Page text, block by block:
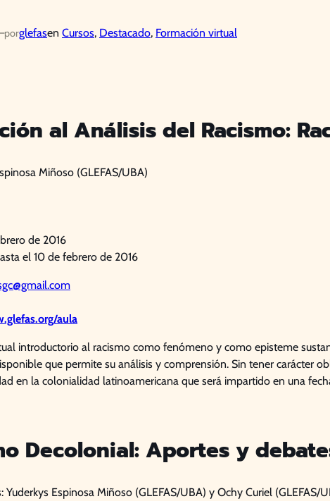
porglefasen Cursos, Destacado, Formación virtual
al Análisis del Racismo:
Miñoso (GLEFAS/UBA)
de 2016
el 10 de febrero de 2016
aula
introductorio al racismo como fenómeno y como episteme
que permite su análisis y comprensión. Sin tener carácter
en la colonialidad latinoamericana que será impartido en una
Decolonial: Aportes y
Espinosa Miñoso (GLEFAS/UBA) y Ochy Curiel (GLEFAS/